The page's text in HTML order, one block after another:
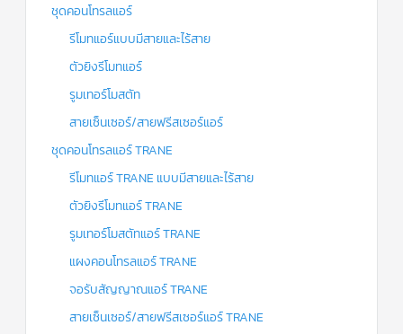
ชุดคอนโทรลแอร์
รีโมทแอร์แบบมีสายและไร้สาย
ตัวยิงรีโมทแอร์
รูมเทอร์โมสตัท
สายเซ็นเซอร์/สายฟรีสเซอร์แอร์
ชุดคอนโทรลแอร์ TRANE
รีโมทแอร์ TRANE แบบมีสายและไร้สาย
ตัวยิงรีโมทแอร์ TRANE
รูมเทอร์โมสตัทแอร์ TRANE
แผงคอนโทรลแอร์ TRANE
จอรับสัญญาณแอร์ TRANE
สายเซ็นเซอร์/สายฟรีสเซอร์แอร์ TRANE